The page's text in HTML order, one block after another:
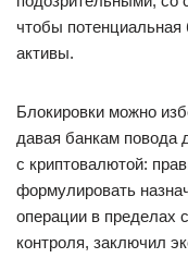
чтобы потенциальная
активы.
Блокировки можно
давая банкам повода
с криптовалютой:
формулировать
операции в пределах
контроля, заключил